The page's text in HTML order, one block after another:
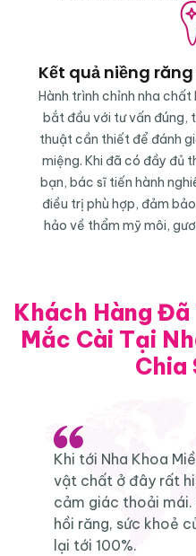
Kết quả niềng
Hành trình chỉnh nha chất
bắt đầu với tư vấn đúng,
thuật cần thiết để đánh
miệng. Khi đã có đầy đủ
bạn, bác sĩ tiến hành
điều trị phù hợp, đảm
hảo về thẩm mỹ môi,
Khách Hàng Đã
Mắc Cài Tại
Chia
Khi tới Nha Khoa
vật chất ở đây rất
cảm giác thoải mái.
hồi răng, sức khoẻ
lại tới 100%.